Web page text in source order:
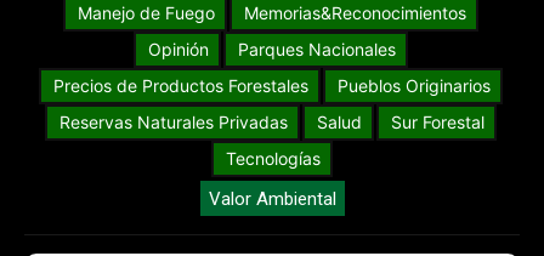
Manejo de Fuego
Memorias&Reconocimientos
Opinión
Parques Nacionales
Precios de Productos Forestales
Pueblos Originarios
Reservas Naturales Privadas
Salud
Sur Forestal
Tecnologías
Valor Ambiental